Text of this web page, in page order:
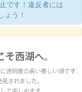
です！違反者には
ょう！